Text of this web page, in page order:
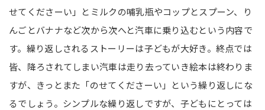
せてくださーい」とミルクの哺乳瓶やコップとスプーン、り
んごとバナナなど次から次へと汽車に乗り込むという内容で
す。繰り返しされるストーリーは子どもが大好き。終点では
皆、降ろされてしまい汽車は走り去っていき絵本は終わりま
すが、きっとまた「のせてくださーい」という繰り返しにな
るでしょう。シンプルな繰り返しですが、子どもにとっては